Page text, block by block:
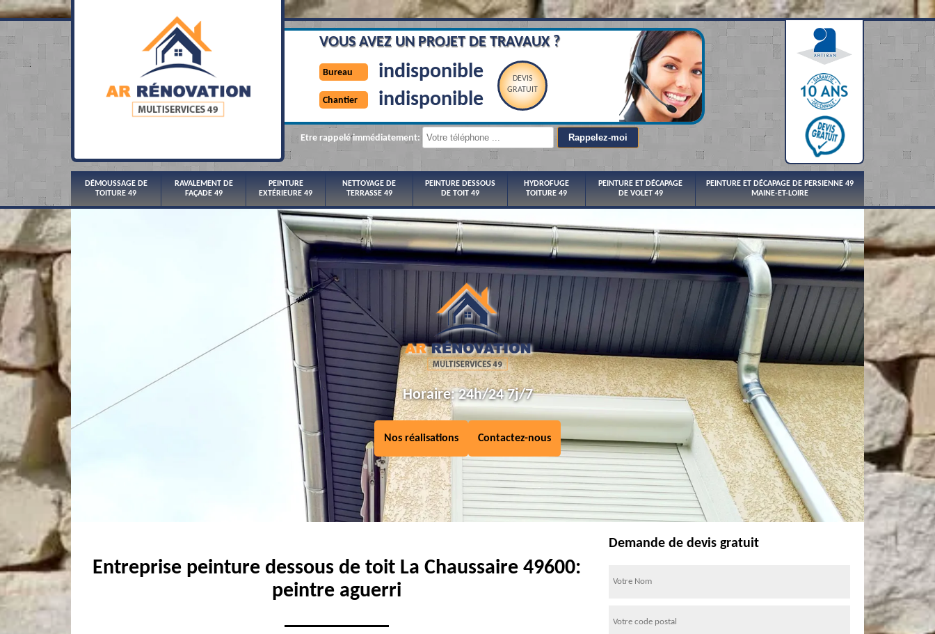
VOUS AVEZ UN PROJET DE TRAVAUX ?
Bureau indisponible
Chantier indisponible
DEVIS
GRATUIT
Etre rappelé immédiatement:
DÉMOUSSAGE DE
TOITURE 49
RAVALEMENT DE
FAÇADE 49
PEINTURE
EXTÉRIEURE 49
NETTOYAGE DE
TERRASSE 49
PEINTURE DESSOUS
DE TOIT 49
HYDROFUGE
TOITURE 49
PEINTURE ET DÉCAPAGE
DE VOLET 49
PEINTURE ET DÉCAPAGE DE PERSIENNE 49
MAINE-ET-LOIRE
Horaire: 24h/24 7j/7
Nos réalisations Contactez-nous
Entreprise peinture dessous de toit La Chaussaire 49600:
peintre aguerri
Demande de devis gratuit